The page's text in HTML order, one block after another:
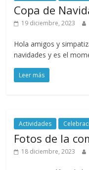
Copa de
19 diciembre, 2023
Hola amigos y
navidades y es el
Leer más
Actividades
Fotos de la
18 diciembre, 2023